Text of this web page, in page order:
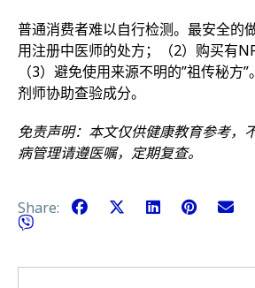
普通消费者难以自行检测。最安全的
用注册中医师的处方；（2）购买有
（3）避免使用来源不明的”祖传秘方
剂师协助查验成分。
免责声明：本文仅供健康教育参考，
病管理请遵医嘱，定期复查。
Share: